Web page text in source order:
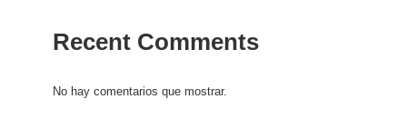
Recent Comments
No hay comentarios que mostrar.